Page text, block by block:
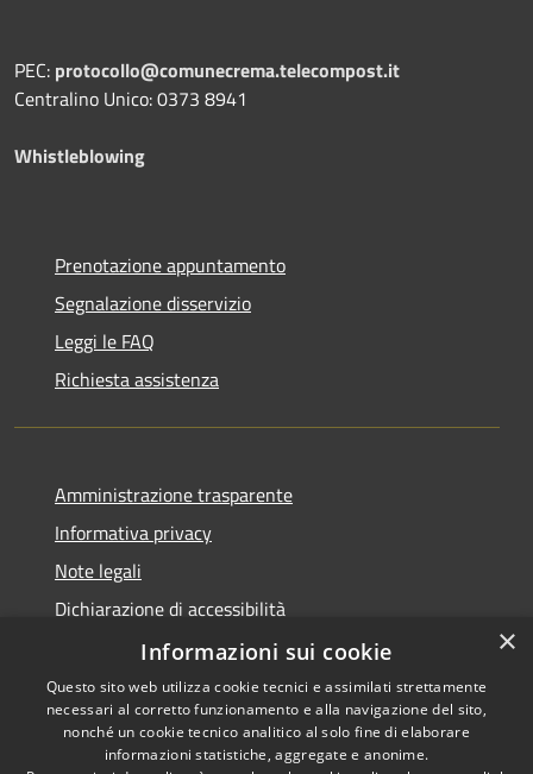
PEC: protocollo@comunecrema.telecompost.it
Centralino Unico: 0373 8941
Whistleblowing
Prenotazione appuntamento
Segnalazione disservizio
Leggi le FAQ
Richiesta assistenza
Amministrazione trasparente
Informativa privacy
Note legali
Dichiarazione di accessibilità
Piano di miglioramento dei servizi
RSS Copyright © 2026 • Comune di
×
Informazioni sui cookie
Questo sito web utilizza cookie tecnici e assimilati strettamente
necessari al corretto funzionamento e alla navigazione del sito,
nonché un cookie tecnico analitico al solo fine di elaborare
informazioni statistiche, aggregate e anonime.